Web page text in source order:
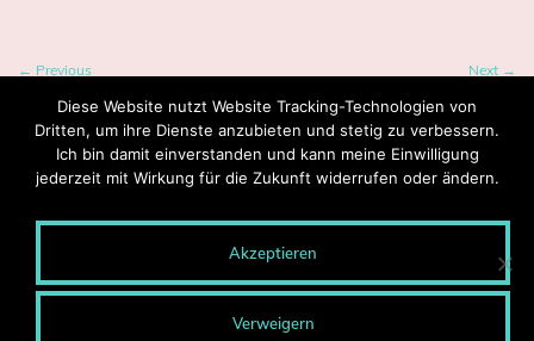
Next →
← Previous
© 2020 MONTEROSA - Wege entstehen durch Gehen.
Presse
Diese Website nutzt Website Tracking-Technologien von
Dritten, um ihre Dienste anzubieten und stetig zu verbessern.
Ich bin damit einverstanden und kann meine Einwilligung
jederzeit mit Wirkung für die Zukunft widerrufen oder ändern.
Akzeptieren
Verweigern